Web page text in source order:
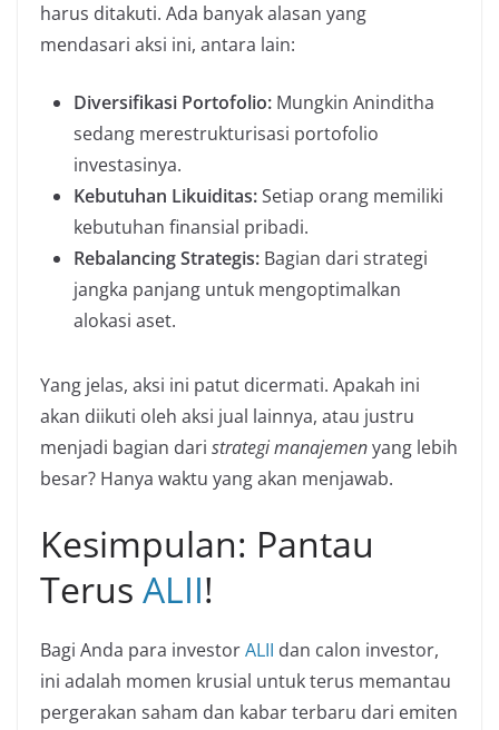
harus ditakuti. Ada banyak alasan yang
mendasari aksi ini, antara lain:
Diversifikasi Portofolio: Mungkin Aninditha
sedang merestrukturisasi portofolio
investasinya.
Kebutuhan Likuiditas:Setiap orang memiliki
kebutuhan finansial pribadi.
Rebalancing Strategis: Bagian dari strategi
jangka panjang untuk mengoptimalkan
alokasi aset.
Yang jelas, aksi ini patut dicermati. Apakah ini
akan diikuti oleh aksi jual lainnya, atau justru
menjadi bagian dari strategi manajemenyang lebih
besar? Hanya waktu yang akan menjawab.
Kesimpulan: Pantau
Terus ALII!
Bagi Anda para investorALII dan calon investor,
ini adalah momen krusial untuk terus memantau
pergerakan saham dan kabar terbaru dari emiten